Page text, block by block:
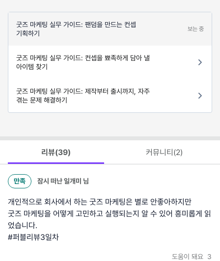
굿즈 마케팅 실무 가이드: 팬덤을 만드는 컨셉
기획하기
보는 중
굿즈 마케팅 실무 가이드: 컨셉을 뾰족하게 담아 낼
아이템 찾기
굿즈 마케팅 실무 가이드: 제작부터 출시까지, 자주
겪는 문제 해결하기
리뷰(39) 커뮤니티(2)
만족 잠시 떠난 일개미 님
개인적으로 회사에서 하는 굿즈 마케팅은 별로 안좋아하지만
굿즈 마케팅을 어떻게 고민하고 실행되는지 알 수 있어 흥미롭게 읽
었습니다.
#퍼블리뷰3일차
도움이 돼요 3